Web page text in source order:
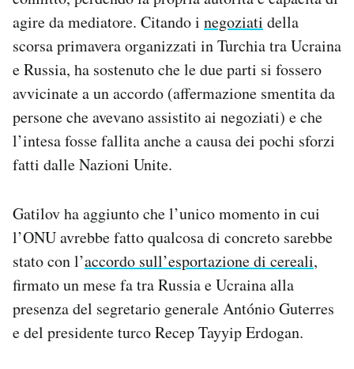
agire da mediatore. Citando i negoziati della
scorsa primavera organizzati in Turchia tra Ucraina
e Russia, ha sostenuto che le due parti si fossero
avvicinate a un accordo (affermazione smentita da
persone che avevano assistito ai negoziati) e che
l’intesa fosse fallita anche a causa dei pochi sforzi
fatti dalle Nazioni Unite.
Gatilov ha aggiunto che l’unico momento in cui
l’ONU avrebbe fatto qualcosa di concreto sarebbe
stato con l’accordo sull’esportazione di cereali,
firmato un mese fa tra Russia e Ucraina alla
presenza del segretario generale António Guterres
e del presidente turco Recep Tayyip Erdogan.